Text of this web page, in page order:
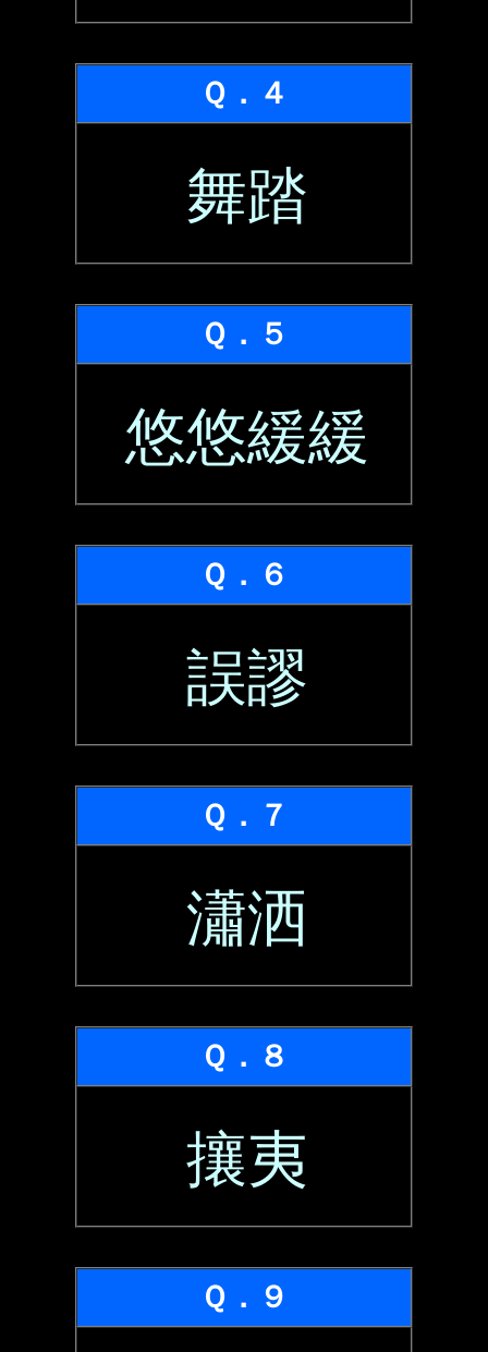
Ｑ．４
舞踏
Ｑ．５
悠悠緩緩
Ｑ．６
誤謬
Ｑ．７
瀟洒
Ｑ．８
攘夷
Ｑ．９